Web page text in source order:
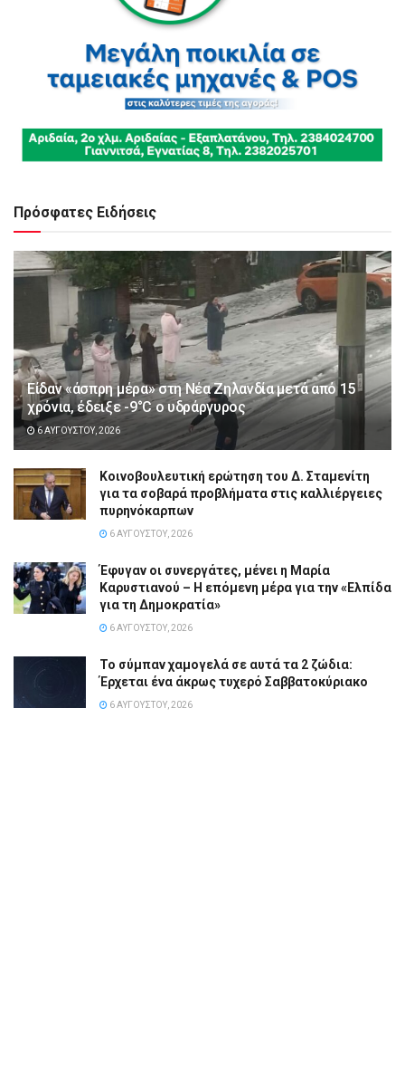
Πρόσφατες Ειδήσεις
Είδαν «άσπρη μέρα» στη Νέα Ζηλανδία μετά από 15
χρόνια, έδειξε -9°C ο υδράργυρος
6 ΑΥΓΟΎΣΤΟΥ, 2026
Κοινοβουλευτική ερώτηση του Δ. Σταμενίτη
για τα σοβαρά προβλήματα στις καλλιέργειες
πυρηνόκαρπων
6 ΑΥΓΟΎΣΤΟΥ, 2026
Έφυγαν οι συνεργάτες, μένει η Μαρία
Καρυστιανού – Η επόμενη μέρα για την «Ελπίδα
για τη Δημοκρατία»
6 ΑΥΓΟΎΣΤΟΥ, 2026
Το σύμπαν χαμογελά σε αυτά τα 2 ζώδια:
Έρχεται ένα άκρως τυχερό Σαββατοκύριακο
6 ΑΥΓΟΎΣΤΟΥ, 2026